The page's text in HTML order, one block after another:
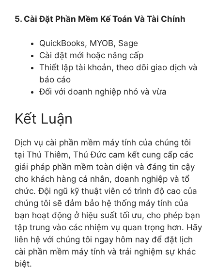
5. Cài Đặt Phần Mềm Kế Toán Và Tài Chính
QuickBooks, MYOB, Sage
Cài đặt mới hoặc nâng cấp
Thiết lập tài khoản, theo dõi giao dịch và
báo cáo
Đối với doanh nghiệp nhỏ và vừa
Kết Luận
Dịch vụ cài phần mềm máy tính của chúng tôi
tại Thủ Thiêm, Thủ Đức cam kết cung cấp các
giải pháp phần mềm toàn diện và đáng tin cậy
cho khách hàng cá nhân, doanh nghiệp và tổ
chức. Đội ngũ kỹ thuật viên có trình độ cao của
chúng tôi sẽ đảm bảo hệ thống máy tính của
bạn hoạt động ở hiệu suất tối ưu, cho phép bạn
tập trung vào các nhiệm vụ quan trọng hơn. Hãy
liên hệ với chúng tôi ngay hôm nay để đặt lịch
cài phần mềm máy tính và trải nghiệm sự khác
biệt.